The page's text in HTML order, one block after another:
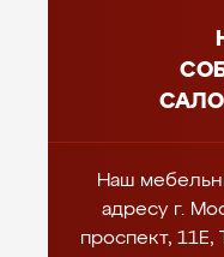
Наш
адресу г.
проспект,